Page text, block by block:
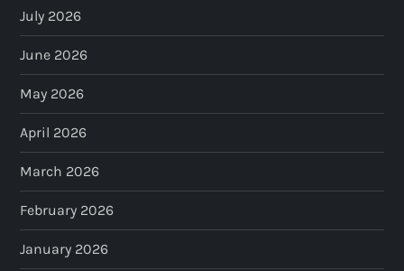
July 2026
June 2026
May 2026
April 2026
March 2026
February 2026
January 2026